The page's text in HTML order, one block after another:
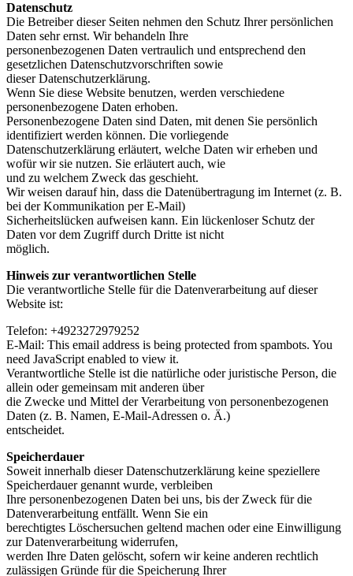
Datenschutz
Die Betreiber dieser Seiten nehmen den Schutz Ihrer persönlichen
Daten sehr ernst. Wir behandeln Ihre
personenbezogenen Daten vertraulich und entsprechend den
gesetzlichen Datenschutzvorschriften sowie
dieser Datenschutzerklärung.
Wenn Sie diese Website benutzen, werden verschiedene
personenbezogene Daten erhoben.
Personenbezogene Daten sind Daten, mit denen Sie persönlich
identifiziert werden können. Die vorliegende
Datenschutzerklärung erläutert, welche Daten wir erheben und
wofür wir sie nutzen. Sie erläutert auch, wie
und zu welchem Zweck das geschieht.
Wir weisen darauf hin, dass die Datenübertragung im Internet (z. B.
bei der Kommunikation per E-Mail)
Sicherheitslücken aufweisen kann. Ein lückenloser Schutz der
Daten vor dem Zugriff durch Dritte ist nicht
möglich.
Hinweis zur verantwortlichen Stelle
Die verantwortliche Stelle für die Datenverarbeitung auf dieser
Website ist:
Telefon: +4923272979252
E-Mail: This email address is being protected from spambots. You
need JavaScript enabled to view it.
Verantwortliche Stelle ist die natürliche oder juristische Person, die
allein oder gemeinsam mit anderen über
die Zwecke und Mittel der Verarbeitung von personenbezogenen
Daten (z. B. Namen, E-Mail-Adressen o. Ä.)
entscheidet.
Speicherdauer
Soweit innerhalb dieser Datenschutzerklärung keine speziellere
Speicherdauer genannt wurde, verbleiben
Ihre personenbezogenen Daten bei uns, bis der Zweck für die
Datenverarbeitung entfällt. Wenn Sie ein
berechtigtes Löschersuchen geltend machen oder eine Einwilligung
zur Datenverarbeitung widerrufen,
werden Ihre Daten gelöscht, sofern wir keine anderen rechtlich
zulässigen Gründe für die Speicherung Ihrer